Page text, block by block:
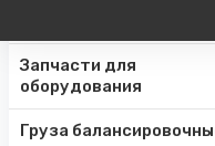
Запчасти для
оборудования
Груза